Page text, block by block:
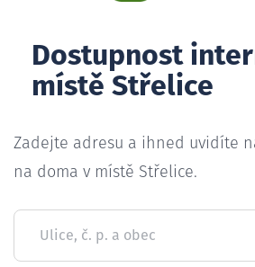
Dostupnost
místě Střelice
Zadejte adresu a ihned uvidíte
na doma v místě Střelice.
Ulice, č. p. a obec